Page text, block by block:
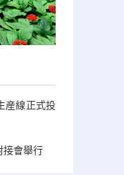
産線正式投
接會舉行